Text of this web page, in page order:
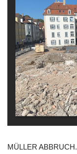
MÜLLER ABBRUCH.